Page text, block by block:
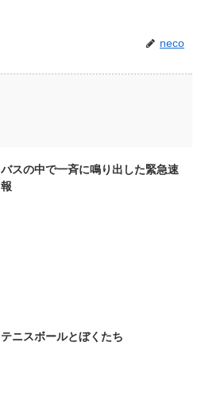
neco
バスの中で一斉に鳴り出した緊急速
報
テニスボールとぼくたち